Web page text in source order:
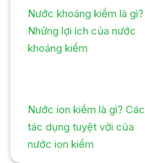
Nước khoáng kiềm là gì?
Những lợi ích của nước
khoáng kiềm
Nước ion kiềm là gì? Các
tác dụng tuyệt vời của
nước ion kiềm